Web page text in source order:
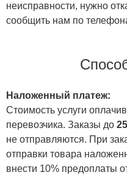
неисправности, нужно
сообщить нам по
Наложенный платеж:
Стоимость услуги
перевозчика. Заказы до
не отправляются. При
отправки товара
внести 10% предоплаты